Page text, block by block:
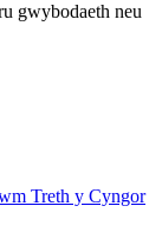
gwybodaeth neu
Treth y Cyngor